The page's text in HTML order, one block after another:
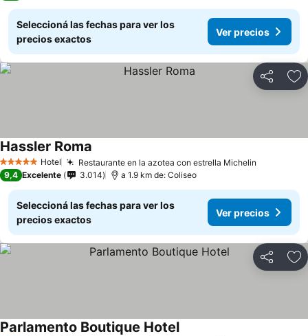
Seleccioná las fechas para ver los
precios exactos
Ver precios
Compartir
5 Estrellas Hotel Restaurante en la azotea con estrella Michelin
Hassler Roma
9,4 Excelente 3.014 a 1.9 km de: Coliseo
Seleccioná las fechas para ver los
precios exactos
Ver precios
Compartir
Parlamento Boutique Hotel